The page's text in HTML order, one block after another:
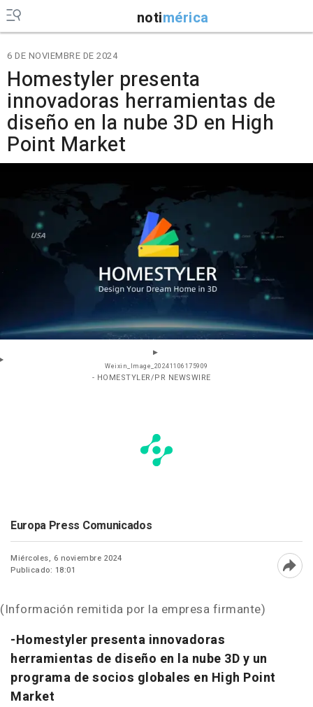
notimérica
6 DE NOVIEMBRE DE 2024
Homestyler presenta
innovadoras herramientas de
diseño en la nube 3D en High
Point Market
Weixin_Image_20241106175909
- HOMESTYLER/PR NEWSWIRE
Europa Press Comunicados
Miércoles, 6 noviembre 2024
Publicado: 18:01
(Información remitida por la empresa firmante)
-Homestyler presenta innovadoras
herramientas de diseño en la nube 3D y un
programa de socios globales en High Point
Market